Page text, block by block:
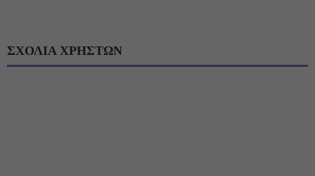
ΣΧΟΛΙΑ ΧΡΗΣΤΩΝ